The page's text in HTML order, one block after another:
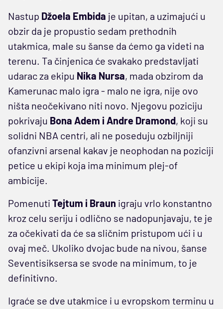
Nastup Džoela Embida je upitan, a uzimajući u
obzir da je propustio sedam prethodnih
utakmica, male su šanse da ćemo ga videti na
terenu. Ta činjenica će svakako predstavljati
udarac za ekipu Nika Nursa, mada obzirom da
Kamerunac malo igra - malo ne igra, nije ovo
ništa neočekivano niti novo. Njegovu poziciju
pokrivaju Bona Adem i Andre Dramond, koji su
solidni NBA centri, ali ne poseduju ozbiljniji
ofanzivni arsenal kakav je neophodan na poziciji
petice u ekipi koja ima minimum plej-of
ambicije.
Pomenuti Tejtum i Braun igraju vrlo konstantno
kroz celu seriju i odlično se nadopunjavaju, te je
za očekivati da će sa sličnim pristupom ući i u
ovaj meč. Ukoliko dvojac bude na nivou, šanse
Seventisiksersa se svode na minimum, to je
definitivno.
Igraće se dve utakmice i u evropskom terminu u